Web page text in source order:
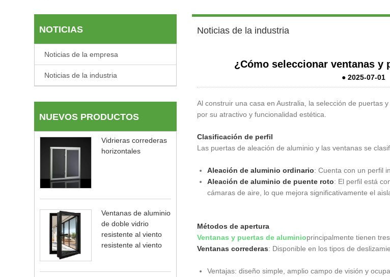
NOTICIAS
Noticias de la empresa
Noticias de la industria
NUEVOS PRODUCTOS
Vidrieras correderas
horizontales
Ventanas de aluminio
de doble vidrio
resistente al viento
resistente al viento
Noticias de la industria
¿Cómo seleccionar ventanas y
● 2025-07-01
Al construir una casa en Australia, la selección de puertas y
por su atractivo y funcionalidad estética.
Clasificación de perfil
Las puertas de aleación de aluminio y las ventanas se
Aleación de aluminio ordinario: Cuenta con un perfil
Aleación de aluminio de puente roto: El perfil está
cámaras de aire, lo que mejora significativamente el
Métodos de apertura
Ventanas y puertas de aluminioprincipalmente tienen
Ventanas correderas: Disponible en los tipos de
Ventajas: diseño simple, amplio campo de visión y